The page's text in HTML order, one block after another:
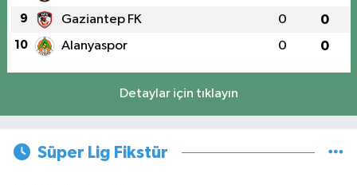
9 Gaziantep FK 0 0
10 Alanyaspor 0 0
Detaylar için tıklayın
Süper Lig Fikstür